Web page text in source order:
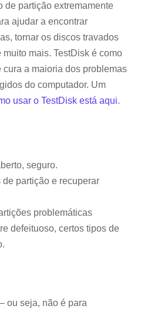
de partição extremamente
ajudar a encontrar
tornar os discos travados
mais. TestDisk é como
a maioria dos problemas
do computador. Um
usar o TestDisk está aqui.
seguro.
partição e recuperar
problemáticas
defeituoso, certos tipos de
ou seja, não é para